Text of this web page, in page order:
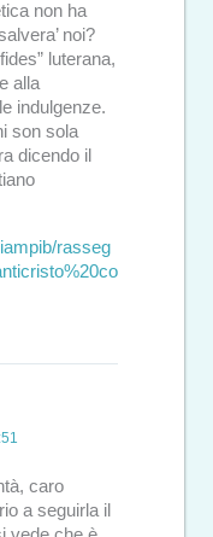
non ha
noi?
luterana,
alla
indulgenze.
son sola
dicendo il
rasseg
caro
a seguirla il